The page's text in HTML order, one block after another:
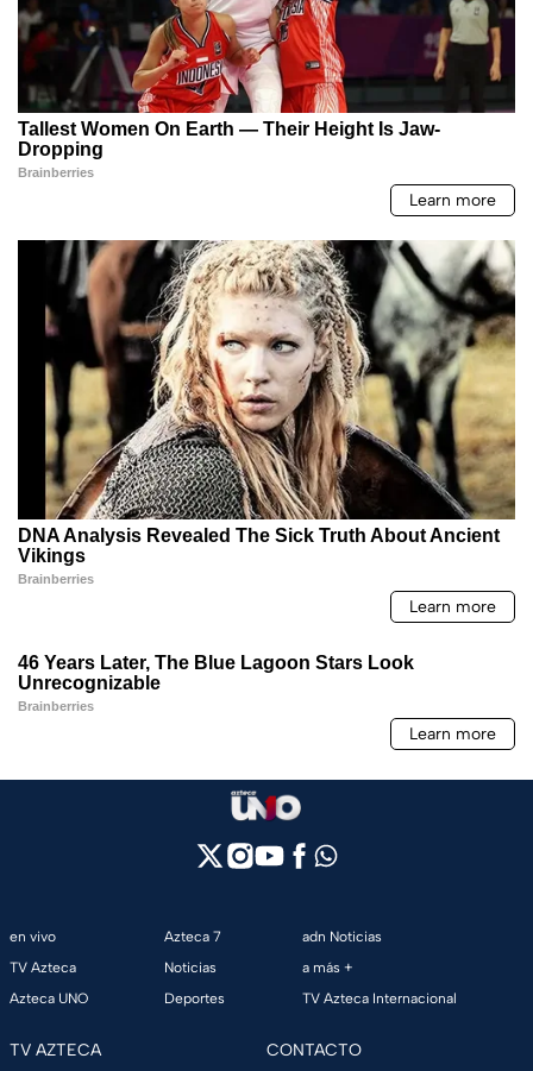
en vivo
TV Azteca
Azteca UNO
Azteca 7
Noticias
Deportes
adn Noticias
a más +
TV Azteca Internacional
TV AZTECA CONTACTO